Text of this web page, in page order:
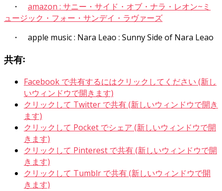
・ amazon : サニー・サイド・オブ・ナラ・レオン~ミ
ュージック・フォー・サンデイ・ラヴァーズ
・ apple music : Nara Leao : Sunny Side of Nara Leao
共有:
Facebook で共有するにはクリックしてください (新し
いウィンドウで開きます)
クリックして Twitter で共有 (新しいウィンドウで開き
ます)
クリックして Pocket でシェア (新しいウィンドウで開
きます)
クリックして Pinterest で共有 (新しいウィンドウで開
きます)
クリックして Tumblr で共有 (新しいウィンドウで開
きます)